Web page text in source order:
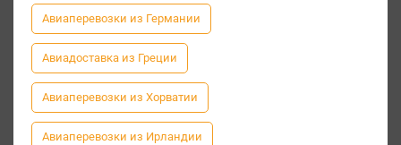
Авиаперевозки из Германии
Авиадоставка из Греции
Авиаперевозки из Хорватии
Авиаперевозки из Ирландии